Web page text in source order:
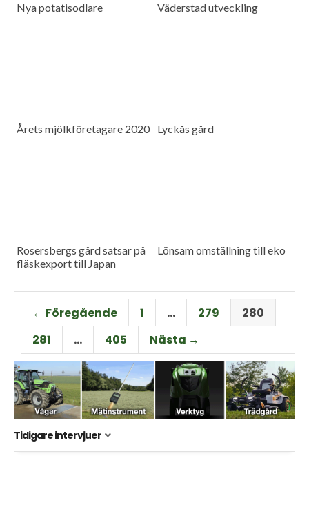
Nya potatisodlare Väderstad utveckling
Årets mjölkföretagare 2020 Lyckås gård
Rosersbergs gård satsar på
fläskexport till Japan
Lönsam omställning till eko
← Föregående 1 … 279
280
281
… 405 Nästa →
Tidigare intervjuer